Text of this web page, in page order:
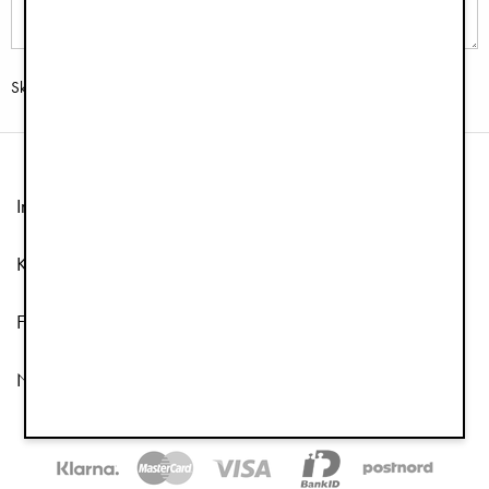
Skicka
Information
Kundtjänst
Följ oss
Nyhetsbrev